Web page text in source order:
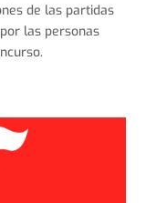
de las partidas
las personas